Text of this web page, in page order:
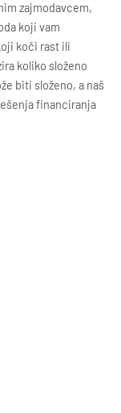
zajmodavcem,
koji vam
koči rast ili
koliko složeno
biti složeno, a naš
financiranja